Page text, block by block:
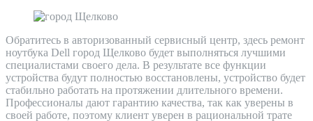
Обратитесь в авторизованный сервисный центр, здесь ремонт
ноутбука Dell город Щелково будет выполняться лучшими
специалистами своего дела. В результате все функции
устройства будут полностью восстановлены, устройство будет
стабильно работать на протяжении длительного времени.
Профессионалы дают гарантию качества, так как уверены в
своей работе, поэтому клиент уверен в рациональной трате